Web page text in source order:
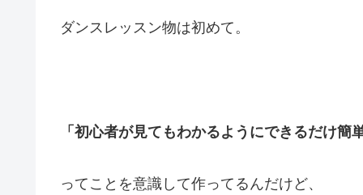
ダンスレッスン物は初めて。
「初心者が見てもわかるようにできるだけ簡
ってことを意識して作ってるんだけど、